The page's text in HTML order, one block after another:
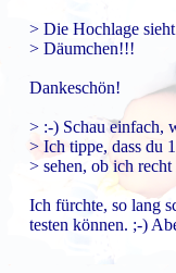
> Die Hochlage
> Däumchen!!!
Dankeschön!
> :-) Schau einfach,
> Ich tippe, dass du
> sehen, ob ich recht
Ich fürchte, so lang
testen können. ;-)